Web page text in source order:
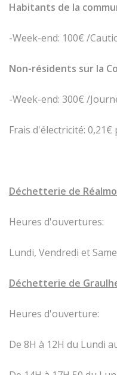
Habitants de la
-Week-end: 100€ /
Non-résidents sur la
-Week-end: 300€ /
Frais d'électricité: 0,21€
Déchetterie de
Heures d'ouvertures:
Lundi, Vendredi et
Déchetterie de
Heures d'ouverture:
De 8H à 12H du Lundi